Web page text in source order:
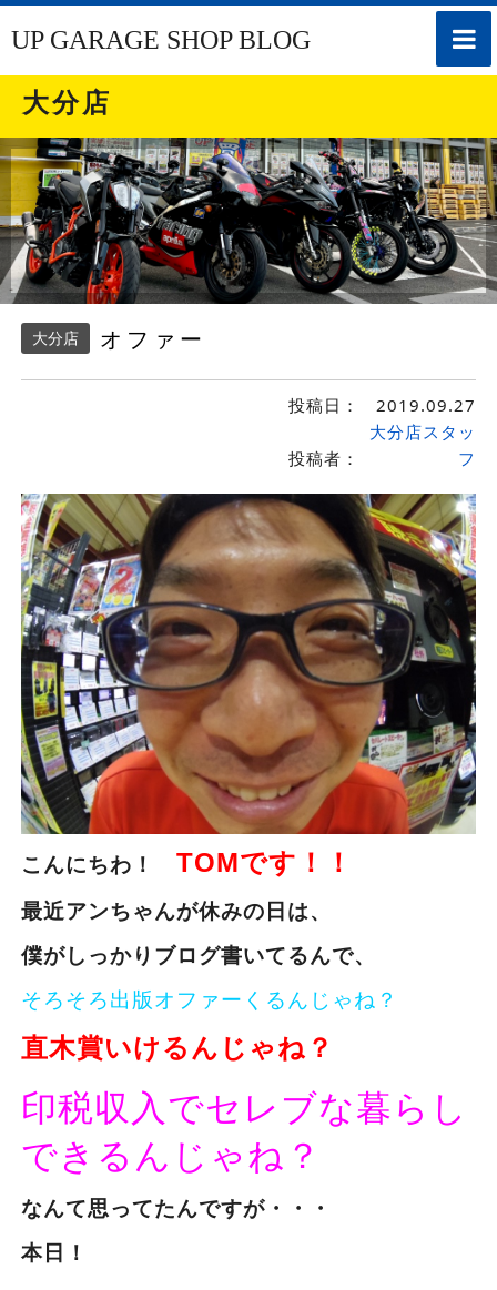
toggle
UP GARAGE SHOP BLOG
大分店
大分店 オファー
投稿日： 2019.09.27
投稿者：
大分店スタッ
フ
こんにちわ！ TOMです！！
最近アンちゃんが休みの日は、
僕がしっかりブログ書いてるんで、
そろそろ出版オファーくるんじゃね？
直木賞いけるんじゃね？
印税収入でセレブな暮らし
できるんじゃね？
なんて思ってたんですが・・・
本日！